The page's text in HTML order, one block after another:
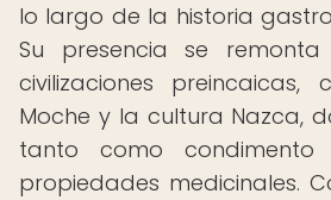
lo largo de la historia
Su presencia se
civilizaciones
Moche y la cultura Nazca,
tanto como
propiedades medicinales.